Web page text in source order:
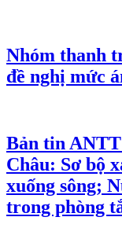
Nhóm thanh
đề nghị mức
Bản tin ANTT
Châu: Sơ bộ
xuống sông;
trong phòng